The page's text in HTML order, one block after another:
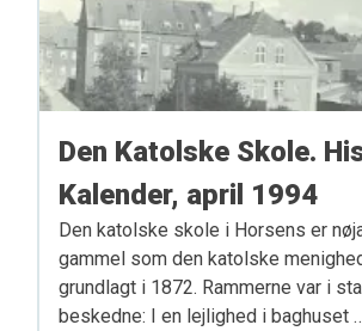
Den Katolske Skole.
Kalender, april 1994
Den katolske skole i Horsens er
gammel som den katolske
grundlagt i 1872. Rammerne var i
beskedne: I en lejlighed i baghuset